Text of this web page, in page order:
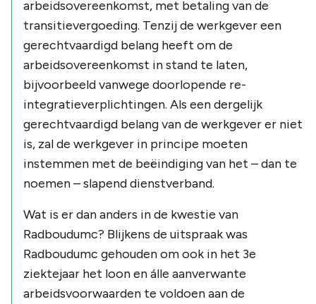
arbeidsovereenkomst, met betaling van de
transitievergoeding. Tenzij de werkgever een
gerechtvaardigd belang heeft om de
arbeidsovereenkomst in stand te laten,
bijvoorbeeld vanwege doorlopende re-
integratieverplichtingen. Als een dergelijk
gerechtvaardigd belang van de werkgever er niet
is, zal de werkgever in principe moeten
instemmen met de beëindiging van het – dan te
noemen – slapend dienstverband.
Wat is er dan anders in de kwestie van
Radboudumc? Blijkens de uitspraak was
Radboudumc gehouden om ook in het 3e
ziektejaar het loon en álle aanverwante
arbeidsvoorwaarden te voldoen aan de